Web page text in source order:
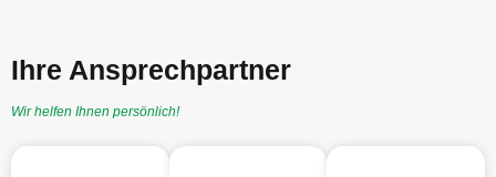
Ihre Ansprechpartner
Wir helfen Ihnen persönlich!